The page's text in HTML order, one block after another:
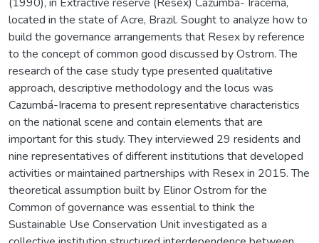
located in the state of Acre, Brazil. Sought to analyze how to
build the governance arrangements that Resex by reference
to the concept of common good discussed by Ostrom. The
research of the case study type presented qualitative
approach, descriptive methodology and the locus was
Cazumbá-Iracema to present representative characteristics
on the national scene and contain elements that are
important for this study. They interviewed 29 residents and
nine representatives of different institutions that developed
activities or maintained partnerships with Resex in 2015. The
theoretical assumption built by Elinor Ostrom for the
Common of governance was essential to think the
Sustainable Use Conservation Unit investigated as a